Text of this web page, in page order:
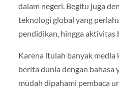
dalam negeri. Begitu juga
teknologi global yang
pendidikan, hingga aktivitas
Karena itulah banyak media
berita dunia dengan bahasa
mudah dipahami pembaca